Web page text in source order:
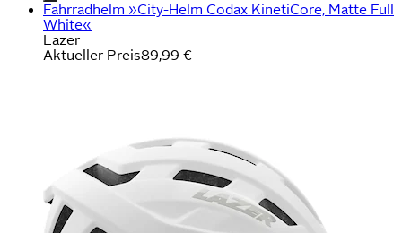
Fahrradhelm »City-Helm Codax KinetiCore, Matte Full
White«
Lazer
Aktueller Preis89,99 €